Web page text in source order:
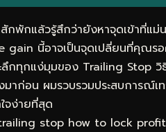
กพักแล้วรู้สึกว่ายังหาจุดเข้าที่แ
gain นี้อาจเป็นจุดเปลี่ยนที่คุณร
ลึกทุกแง่มุมของ Trailing Stop
มาก่อน ผมรวบรวมประสบการณ์
จง่ายที่สุด
stop how to lock profit